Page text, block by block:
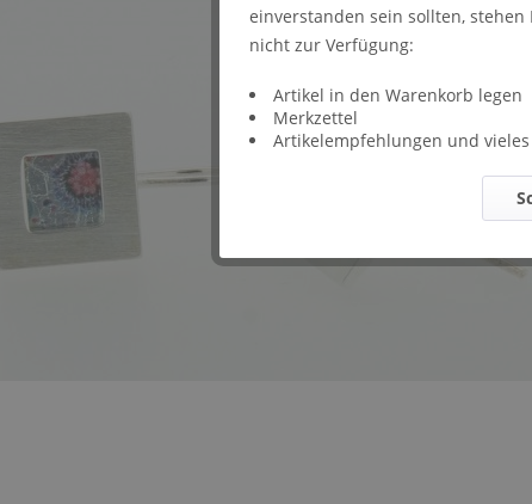
einverstanden sein sollten,
nicht zur Verfügung:
Artikel in den Warenkorb legen
Merkzettel
Artikelempfehlungen und